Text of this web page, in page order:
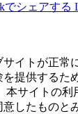
でシェアする
イトが正常
提供するた
本サイトの利
したものと